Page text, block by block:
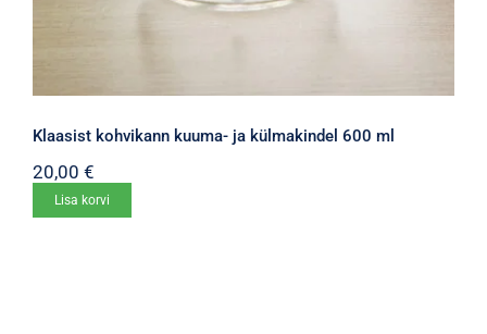
Klaasist kohvikann kuuma- ja külmakindel 600 ml
20,00 €
Lisa korvi